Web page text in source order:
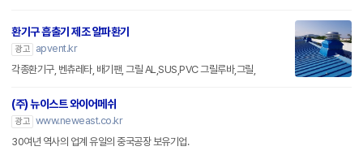
환기구 흡출기 제조 알파환기
광고
apvent.kr
각종환기구, 벤츄레타, 배기팬, 그릴 AL,SUS,PVC 그릴루바,그릴,
(주) 뉴이스트 와이어메쉬
광고 www.neweast.co.kr
30여년 역사의 업계 유일의 중국공장 보유기업.